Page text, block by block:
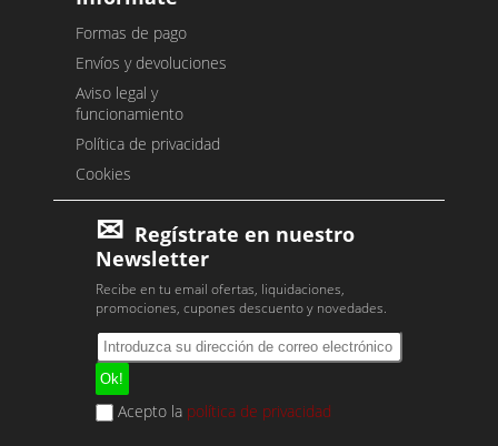
Formas de pago
Envíos y devoluciones
Aviso legal y
funcionamiento
Política de privacidad
Cookies
Regístrate en nuestro
Newsletter
Recibe en tu email ofertas, liquidaciones,
promociones, cupones descuento y novedades.
Acepto la política de privacidad